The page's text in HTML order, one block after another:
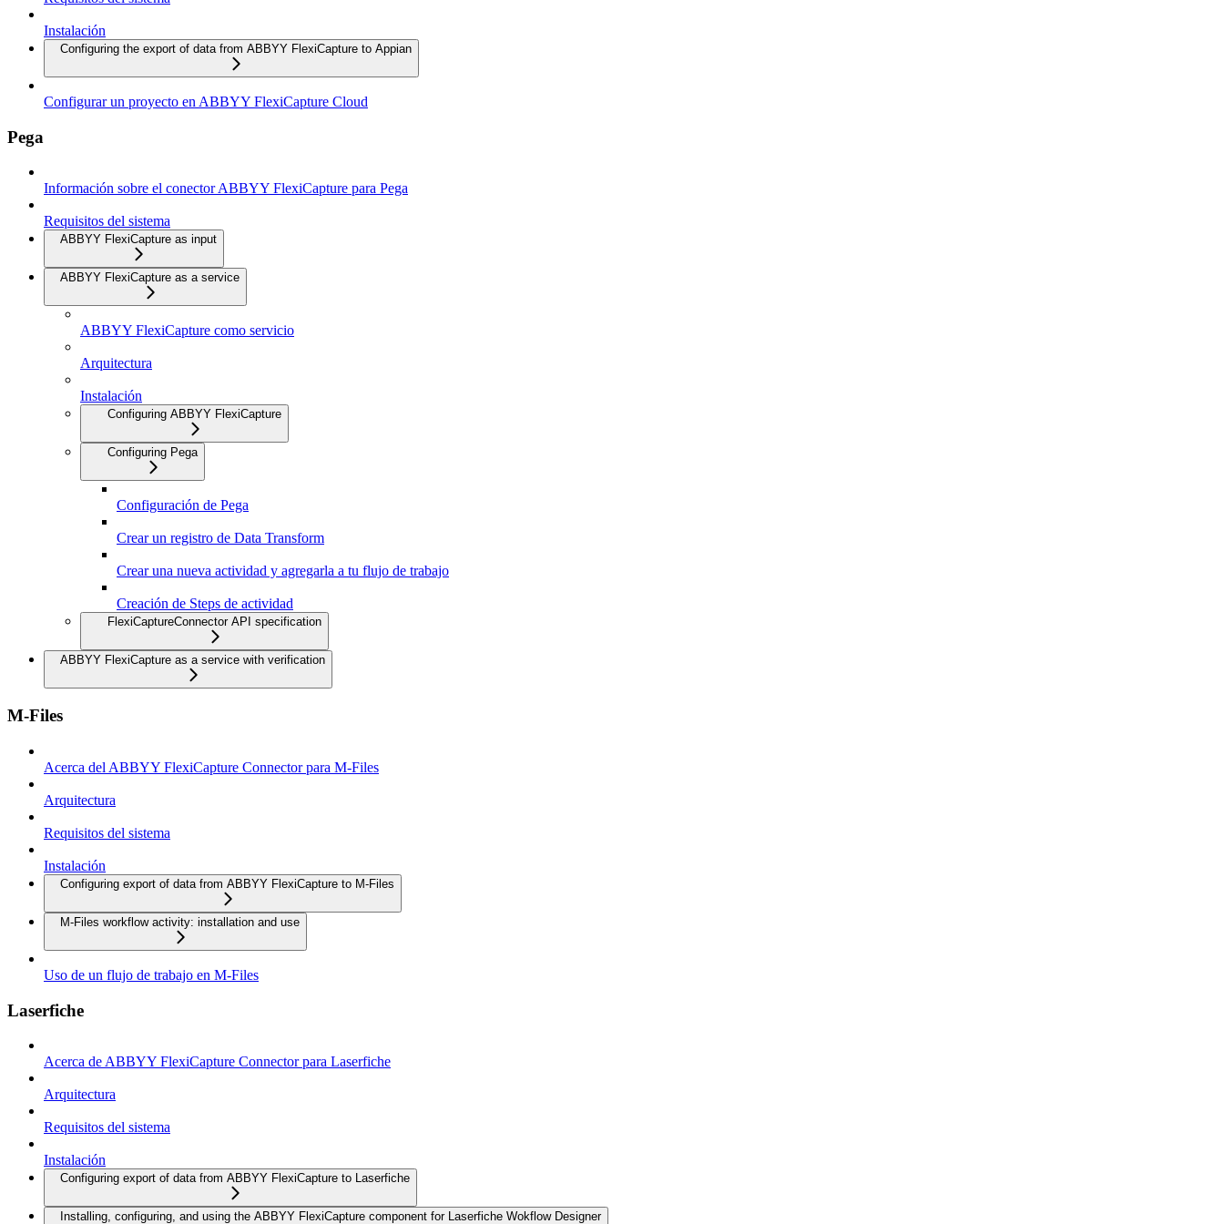
Instalación
Configuring the export of data from ABBYY FlexiCapture to Appian
Configurar un proyecto en ABBYY FlexiCapture Cloud
Pega
Información sobre el conector ABBYY FlexiCapture para Pega
Requisitos del sistema
ABBYY FlexiCapture as input
ABBYY FlexiCapture as a service
ABBYY FlexiCapture como servicio
Arquitectura
Instalación
Configuring ABBYY FlexiCapture
Configuring Pega
Configuración de Pega
Crear un registro de Data Transform
Crear una nueva actividad y agregarla a tu flujo de trabajo
Creación de Steps de actividad
FlexiCaptureConnector API specification
ABBYY FlexiCapture as a service with verification
M-Files
Acerca del ABBYY FlexiCapture Connector para M-Files
Arquitectura
Requisitos del sistema
Instalación
Configuring export of data from ABBYY FlexiCapture to M-Files
M-Files workflow activity: installation and use
Uso de un flujo de trabajo en M-Files
Laserfiche
Acerca de ABBYY FlexiCapture Connector para Laserfiche
Arquitectura
Requisitos del sistema
Instalación
Configuring export of data from ABBYY FlexiCapture to Laserfiche
Installing, configuring, and using the ABBYY FlexiCapture component for Laserfiche Wokflow Designer